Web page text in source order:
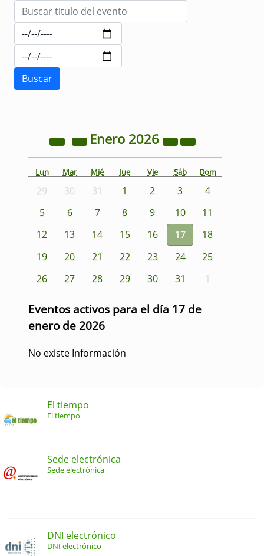
Enero 2026
Lun Mar Mié Jue Vie Sáb Dom
29 30 31 1 2 3
4
5
6 7 8 9 10
11
12
13 14 15 16 17
18
19
20 21 22 23 24
25
26
27 28 29 30 31 1
Eventos activos para el día 17 de
enero de 2026
No existe Información
El tiempo
El tiempo
Sede electrónica
Sede electrónica
DNI electrónico
DNI electrónico